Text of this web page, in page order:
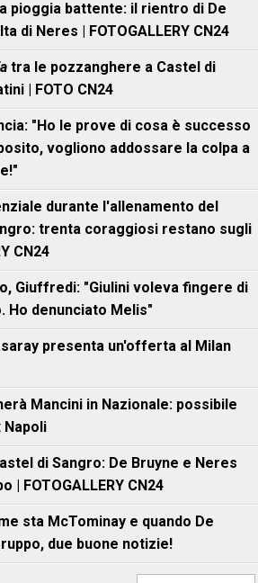
pioggia battente: il rientro di De
di Neres | FOTOGALLERY CN24
tra le pozzanghere a Castel di
| FOTO CN24
"Ho le prove di cosa è successo
vogliono addossare la colpa a
durante l'allenamento del
trenta coraggiosi restano sugli
CN24
Giuffredi: "Giulini voleva fingere di
Ho denunciato Melis"
presenta un'offerta al Milan
Mancini in Nazionale: possibile
di Sangro: De Bruyne e Neres
| FOTOGALLERY CN24
sta McTominay e quando De
due buone notizie!